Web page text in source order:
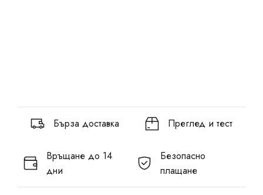
Бърза доставка Преглед и тест
Връщане до 14
дни
Безопасно
плащане